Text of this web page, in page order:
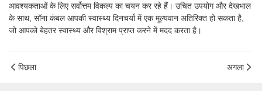
आवश्यकताओं के लिए सर्वोत्तम विकल्प का चयन कर रहे हैं। उचित उपयोग और देखभाल
के साथ, सॉना कंबल आपकी स्वास्थ्य दिनचर्या में एक मूल्यवान अतिरिक्त हो सकता है,
जो आपको बेहतर स्वास्थ्य और विश्राम प्राप्त करने में मदद करता है।
पिछला अगला